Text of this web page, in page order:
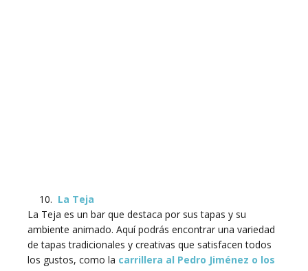
La Teja
La Teja es un bar que destaca por sus tapas y su
ambiente animado. Aquí podrás encontrar una variedad
de tapas tradicionales y creativas que satisfacen todos
los gustos, como la carrillera al Pedro Jiménez o los